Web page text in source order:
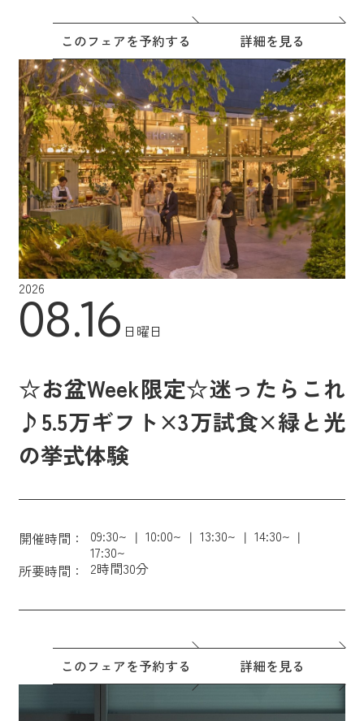
このフェアを予約する 詳細を見る
2026
08.16 日曜日
☆お盆Week限定☆迷ったらこれ
♪5.5万ギフト×3万試食×緑と光
の挙式体験
開催時間： 09:30~ 10:00~ 13:30~
14:30~
17:30~
所要時間：
2時間30分
このフェアを予約する 詳細を見る